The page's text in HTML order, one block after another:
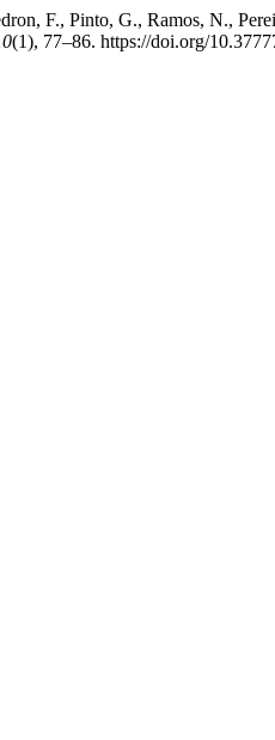
F., Pinto, G., Ramos, N.,
(1), 77–86. https://doi.org/